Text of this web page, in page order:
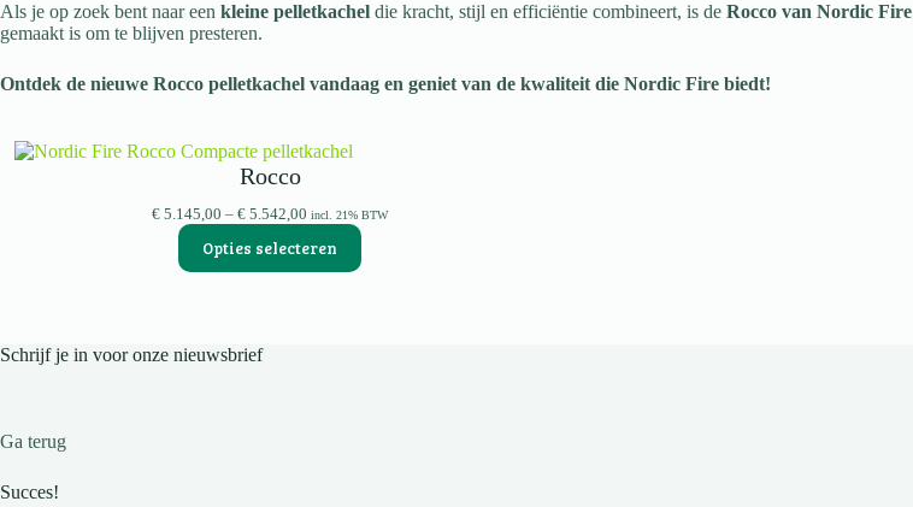
Als je op zoek bent naar een kleine pelletkachel die kracht, stijl en efficiëntie combineert, is de Rocco van Nordic Fire
gemaakt is om te blijven presteren.
Ontdek de nieuwe Rocco pelletkachel vandaag en geniet van de kwaliteit die Nordic Fire biedt!
Rocco
€ 5.145,00 – € 5.542,00 Prijsklasse:
€ 5.145,00
tot
€ 5.542,00
incl. 21% BTW
Opties selecteren
Schrijf je in voor onze nieuwsbrief
Ga terug
Succes!